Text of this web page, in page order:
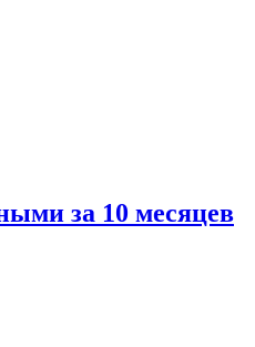
за 10 месяцев